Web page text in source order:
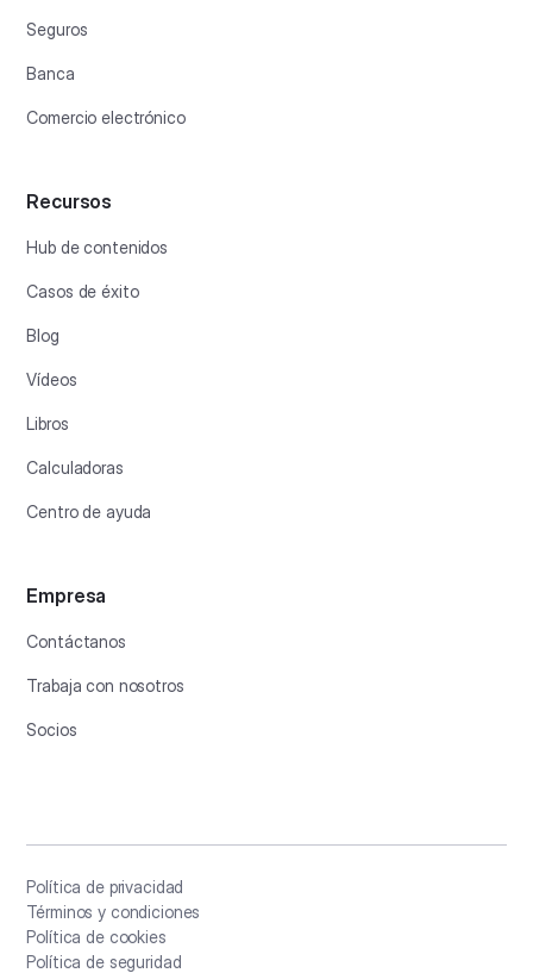
Seguros
Banca
Comercio electrónico
Recursos
Hub de contenidos
Casos de éxito
Blog
Vídeos
Libros
Calculadoras
Centro de ayuda
Empresa
Contáctanos
Trabaja con nosotros
Socios
Política de privacidad
Términos y condiciones
Política de cookies
Política de seguridad